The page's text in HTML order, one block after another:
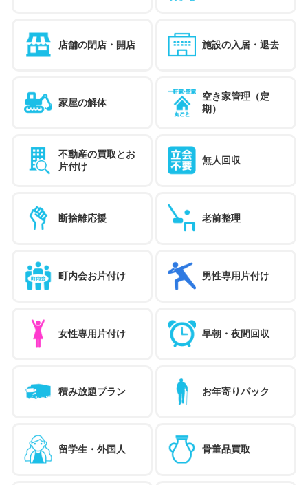
店舗の閉店・開店 施設の入居・退去
家屋の解体
空き家管理（定
期）
不動産の買取とお
片付け
無人回収
断捨離応援 老前整理
町内会お片付け 男性専用片付け
女性専用片付け 早朝・夜間回収
積み放題プラン お年寄りパック
留学生・外国人 骨董品買取